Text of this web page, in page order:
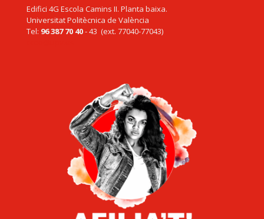
Edifici 4G Escola Camins II. Planta baixa.
Universitat Politècnica de València
Tel: 96 387 70 40- 43 (ext. 77040-77043)